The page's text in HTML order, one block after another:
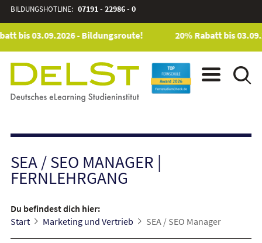
BILDUNGSHOTLINE: 07191 - 22986 - 0
bis 03.09.2026 - Bildungsroute! 20% Rabatt bis
SEA / SEO MANAGER |
FERNLEHRGANG
Du befindest dich hier:
Start
Marketing und Vertrieb SEA / SEO Manager